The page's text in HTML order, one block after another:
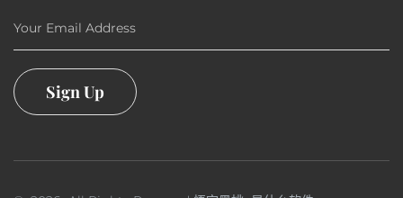
Your Email Address
Sign Up